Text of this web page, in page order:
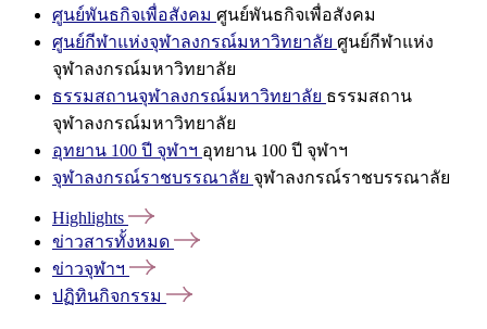
ศูนย์พันธกิจเพื่อสังคม ศูนย์พันธกิจเพื่อสังคม
ศูนย์กีฬาแห่งจุฬาลงกรณ์มหาวิทยาลัย ศูนย์กีฬาแห่ง
จุฬาลงกรณ์มหาวิทยาลัย
ธรรมสถานจุฬาลงกรณ์มหาวิทยาลัย ธรรมสถาน
จุฬาลงกรณ์มหาวิทยาลัย
อุทยาน 100 ปี จุฬาฯ อุทยาน 100 ปี จุฬาฯ
จุฬาลงกรณ์ราชบรรณาลัย จุฬาลงกรณ์ราชบรรณาลัย
Highlights
ข่าวสารทั้งหมด
ข่าวจุฬาฯ
ปฏิทินกิจกรรม